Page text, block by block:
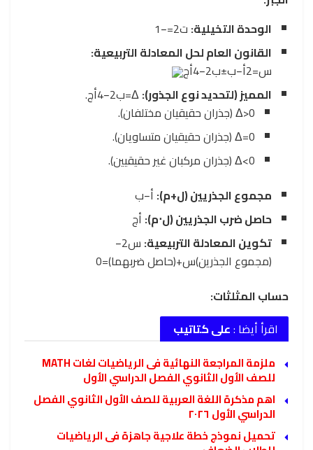
الوحدة التخيلية: ت2
=
−
1
القانون العام لحل المعادلة التربيعية:
س=2أ −ب±ب2
−4أج
المميز (لتحديد نوع الجذور):Δ
=ب2
−4أج .
Δ>0
(جذران حقيقيان مختلفان).
Δ=0
(جذران حقيقيان متساويان).
Δ<0
(جذران مركبان غير حقيقيين).
مجموع الجذريين (ل+م): أ−ب
حاصل ضرب الجذريين (ل⋅م): أج
تكوين المعادلة التربيعية: س2
−
(مجموع الجذرين)س+
(حاصل ضربهما)
=
0
حساب المثلثات:
اقرأ أيضا :على كتاتيب
ملزمة المراجعة النهائية فى الرياضيات لغات MATH
للصف الأول الثانوي الفصل الدراسي الأول
اهم مذكرة اللغة العربية للصف الأول الثانوي الفصل
الدراسي الأول ٢٠٢٦
تحميل نموذج خطة علاجية جاهزة فى الرياضيات